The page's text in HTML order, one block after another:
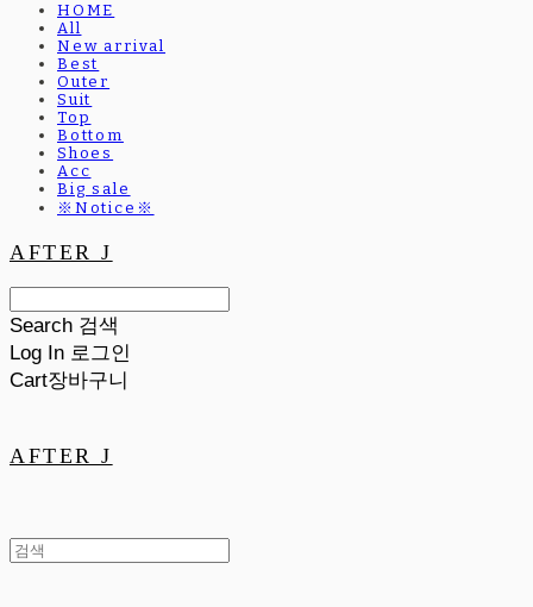
HOME
All
New arrival
Best
Outer
Suit
Top
Bottom
Shoes
Acc
Big sale
※Notice※
AFTER J
Search 검색
Log In 로그인
Cart장바구니
AFTER J